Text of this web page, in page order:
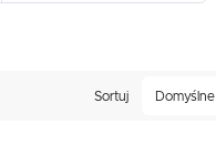
Sortuj Domyślne